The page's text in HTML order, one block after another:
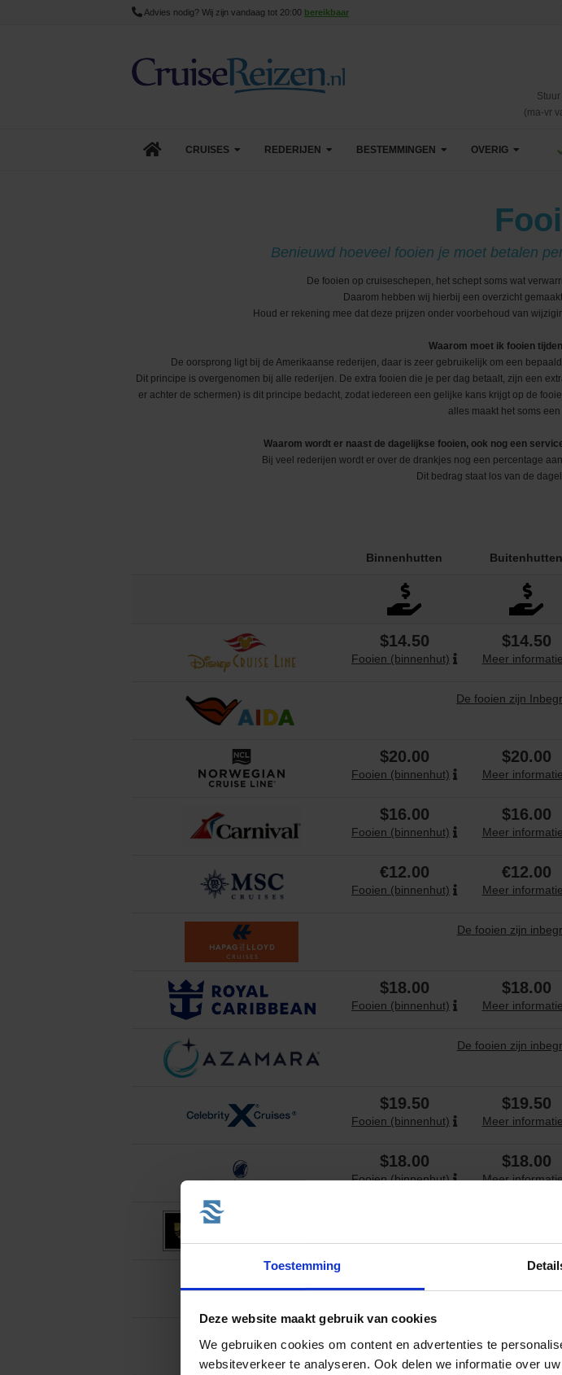
Toestemming
Deze website maakt gebruik van cookies
We gebruiken cookies om content en advertenties te
websiteverkeer te analyseren. Ook delen we informatie over
Advies nodig? Wij zijn vandaag tot 20:00 bereikbaar
(ma-vr
CRUISES
Grand Voyages & Wereldcruises
REDERIJEN
Celebrity Cruises
Cunard Line
Explora Journeys
Mein Schiff® - TUI Cruises
P&O Cruises
Princess Cruises
Regent Seven Seas Cruises
Seabourn
Star Clippers
Virgin Voyages
BESTEMMINGEN
Canarische Eilanden
Caribbean & Midden-Amerika
Middellandse Zee
Noord-Europa
Transatlantisch
Wereldcruise & Grand Voyages
Zuid-Amerika
OVERIG
CruiseReizen TV
Eerste cruise
Fooien
Visum aanvragen
Vacatures
Benieuwd hoeveel fooien je moet betalen
De fooien op cruiseschepen, het schept soms wat
Daarom hebben wij hierbij een overzicht
Houd er rekening mee dat deze prijzen onder voorbehoud van
Waarom moet ik fooien
De oorsprong ligt bij de Amerikaanse rederijen, daar is zeer gebruikelijk om een
Dit principe is overgenomen bij alle rederijen. De extra fooien die je per dag betaalt, zijn een
er achter de schermen) is dit principe bedacht, zodat iedereen een gelijke kans krijgt op de
alles maakt het soms
Waarom wordt er naast de dagelijkse fooien, ook nog een
Bij veel rederijen wordt er over de drankjes nog een percentage
Dit bedrag staat los van de
Binnenhutten Buitenhutten
$14.50
Fooien (binnenhut)
$14.50
Meer informatie
De fooien zijn
$20.00
Fooien (binnenhut)
$20.00
Meer informatie
$16.00
Fooien (binnenhut)
$16.00
Meer informatie
€12.00
Fooien (binnenhut)
€12.00
Meer informatie
De fooien zijn
$18.00
Fooien (binnenhut)
$18.00
Meer informatie
De fooien zijn
$19.50
Fooien (binnenhut)
$19.50
Meer informatie
$18.00
Fooien (binnenhut)
$18.00
Meer
Fooien (binnenhut) Meer